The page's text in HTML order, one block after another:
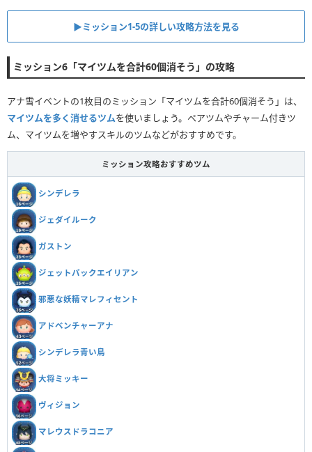
▶︎ミッション1-5の詳しい攻略方法を見る
ミッション6「マイツムを合計60個消そう」の攻略
アナ雪イベントの1枚目のミッション「マイツムを合計60個消そう」は、
マイツムを多く消せるツムを使いましょう。ペアツムやチャーム付きツ
ム、マイツムを増やすスキルのツムなどがおすすめです。
ミッション攻略おすすめツム
シンデレラ
ジェダイルーク
ガストン
ジェットパックエイリアン
邪悪な妖精マレフィセント
アドベンチャーアナ
シンデレラ青い鳥
大将ミッキー
ヴィジョン
マレウスドラコニア